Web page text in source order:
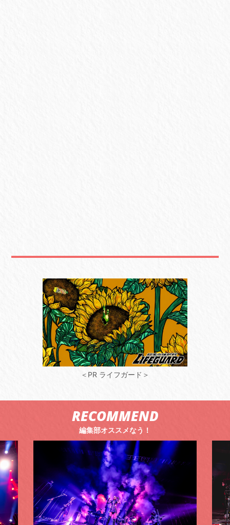
＜PR ライフガード＞
RECOMMEND
編集部オススメなう！